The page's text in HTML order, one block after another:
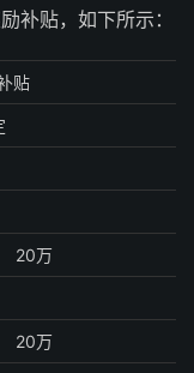
补贴，如下所示：
贴